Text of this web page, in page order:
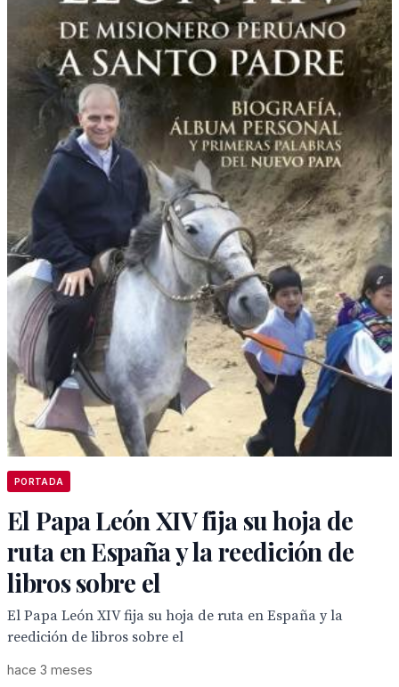
PORTADA
El Papa León XIV fija su hoja de
ruta en España y la reedición de
libros sobre el
El Papa León XIV fija su hoja de ruta en España y la
reedición de libros sobre el
hace 3 meses